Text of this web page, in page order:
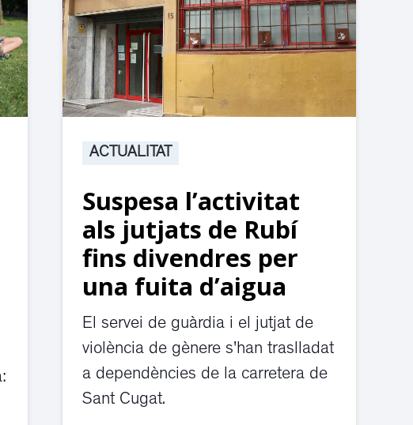
ACTUALITAT
Suspesa l’activitat
als jutjats de Rubí
fins divendres per
una fuita d’aigua
El servei de guàrdia i el jutjat de
violència de gènere s'han traslladat
a dependències de la carretera de
Sant Cugat.